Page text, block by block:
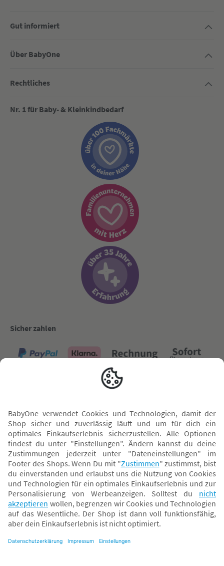
Gut informiert
Über BabyOne
Rechtliches
Nr. 1 für Baby- & Kleinkindbedarf
Sicher zahlen
Versand mit
* Alle Preise inkl. MwSt. und ggf. zzgl.Versandkosten. Der dargestellte Preis gilt -
abhängig von der von dir gewählten Option - im BabyOne-Onlineshop oder bei
Abholung in dem von dir gewählten BabyOne-Franchise-Betrieb. Der für den
Onlineshop geltende Preis stellt bei einem Verkauf durch unsere Franchise-
Nehmer eine unverbindliche Preisempfehlung dar. Der Verkaufspreis der
daher von dem Verkaufspreis im Onlineshop abweichen. Angaben zu